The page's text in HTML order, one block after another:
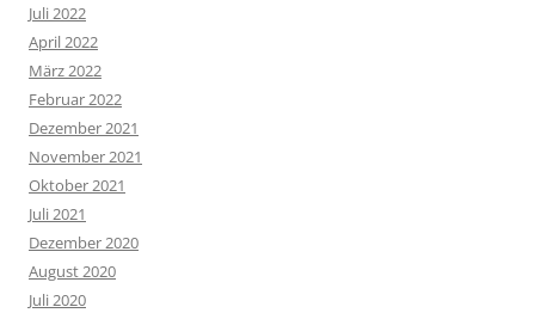
Juli 2022
April 2022
März 2022
Februar 2022
Dezember 2021
November 2021
Oktober 2021
Juli 2021
Dezember 2020
August 2020
Juli 2020